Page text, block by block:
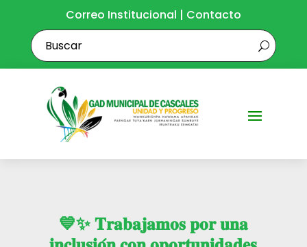
Correo Institucional | Contacto
💙✨ 𝐓𝐫𝐚𝐛𝐚𝐣𝐚𝐦𝐨𝐬 𝐩𝐨𝐫 𝐮𝐧𝐚